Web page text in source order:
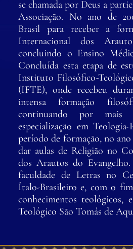
se chamada por Deus a
Associação. No ano de
Brasil para receber a
Internacional dos
concluindo o Ensino
Concluída esta etapa de
Instituto Filosófico-
(IFTE), onde recebeu
intensa formação
continuando por
especialização em
período de formação, no ano
dar aulas de Religião no
dos Arautos do
faculdade de Letras no
Ítalo-Brasileiro e, com o
conhecimentos teológicos,
Teológico São Tomás de